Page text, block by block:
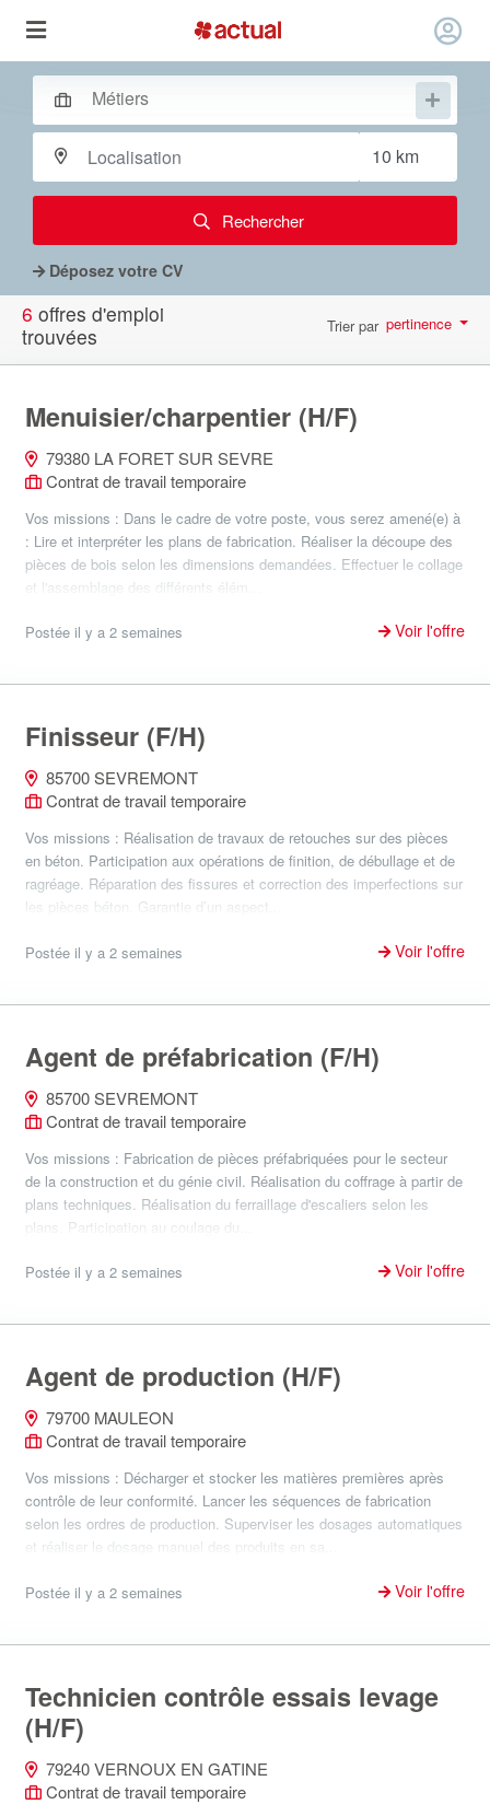
Rechercher
Déposez votre CV
6 offres d'emploi
trouvées
Trier par pertinence
Menuisier/charpentier (H/F)
79380 LA FORET SUR SEVRE
Contrat de travail temporaire
Vos missions : Dans le cadre de votre poste, vous serez amené(e) à
: Lire et interpréter les plans de fabrication. Réaliser la découpe des
pièces de bois selon les dimensions demandées. Effectuer le collage
et l'assemblage des différents élém...
Postée il y a 2 semaines Voir l'offre
Finisseur (F/H)
85700 SEVREMONT
Contrat de travail temporaire
Vos missions : Réalisation de travaux de retouches sur des pièces
en béton. Participation aux opérations de finition, de débullage et de
ragréage. Réparation des fissures et correction des imperfections sur
les pièces béton. Garantie d’un aspect...
Postée il y a 2 semaines Voir l'offre
Agent de préfabrication (F/H)
85700 SEVREMONT
Contrat de travail temporaire
Vos missions : Fabrication de pièces préfabriquées pour le secteur
de la construction et du génie civil. Réalisation du coffrage à partir de
plans techniques. Réalisation du ferraillage d'escaliers selon les
plans. Participation au coulage du...
Postée il y a 2 semaines Voir l'offre
Agent de production (H/F)
79700 MAULEON
Contrat de travail temporaire
Vos missions : Décharger et stocker les matières premières après
contrôle de leur conformité. Lancer les séquences de fabrication
selon les ordres de production. Superviser les dosages automatiques
et réaliser le dosage manuel des produits en sa...
Postée il y a 2 semaines Voir l'offre
Technicien contrôle essais levage
(H/F)
79240 VERNOUX EN GATINE
Contrat de travail temporaire